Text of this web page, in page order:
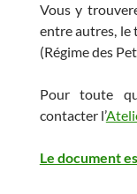
Vous y
entre autres, le
(Régime des
Pour toute
contacter l’
Le document